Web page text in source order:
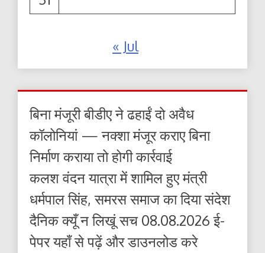
« Jul
बिना मंजूरी बीडीए ने ढहाईं दो अवैध
कॉलोनियां — नक्शा मंजूर कराए बिना
निर्माण कराया तो होगी कार्रवाई
कलश वंदन यात्रा में शामिल हुए मंत्री
धर्मपाल सिंह, समरस समाज का दिया संदेश
दैनिक क्यूँ न लिखूं सच 08.08.2026 ई-
पेपर यहाँ से पढ़ें और डाउनलोड करे